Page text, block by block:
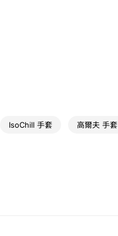
IsoChill 手套 高爾夫 手套